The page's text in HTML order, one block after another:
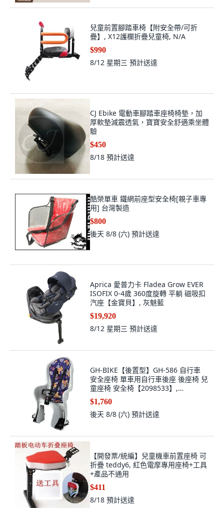
兒童前置腳踏車椅【附安全帶/可折
疊】, X12護欄折疊兒童椅, N/A
$990
8/12 星期三 預計送達
CJ Ebike 電動車腳踏車座椅椅墊，加
厚軟墊減震透氣，寶寶安全舒適乘坐體
驗
$450
8/18 預計送達
酷榮單車 鐵網前座型安全椅[親子車專
用] 台灣製造
$800
後天 8/8 (六) 預計送達
Aprica 愛普力卡 Fladea Grow EVER
ISOFIX 0-4歲 360度旋轉 平躺 磁吸扣
汽座【金寶貝】, 灰魅藍
$19,920
8/12 星期三 預計送達
GH-BIKE【後置型】GH-586 自行車
安全座椅 單車用自行車後座 後座椅 兒
童座椅 安全椅【2098533】,
Blue/Black;Light Grey/Black
$1,760
後天 8/8 (六) 預計送達
【開發票/統編】兒童機車前置座椅 可
折疊 teddy6, 紅色電摩專用座椅+工具
+產品不通用
$411
8/18 預計送達